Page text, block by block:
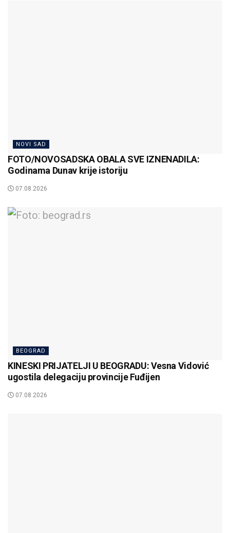
NOVI SAD
FOTO/NOVOSADSKA OBALA SVE IZNENADILA:
Godinama Dunav krije istoriju
07.08.2026
BEOGRAD
KINESKI PRIJATELJI U BEOGRADU: Vesna Vidović
ugostila delegaciju provincije Fuđijen
07.08.2026